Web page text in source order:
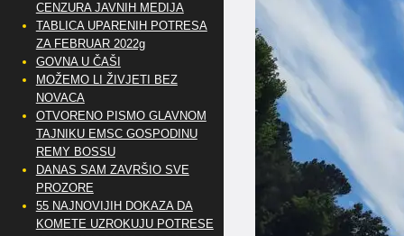
CENZURA JAVNIH MEDIJA
TABLICA UPARENIH POTRESA
ZA FEBRUAR 2022g
GOVNA U ČAŠI
MOŽEMO LI ŽIVJETI BEZ
NOVACA
OTVORENO PISMO GLAVNOM
TAJNIKU EMSC GOSPODINU
REMY BOSSU
DANAS SAM ZAVRŠIO SVE
PROZORE
55 NAJNOVIJIH DOKAZA DA
KOMETE UZROKUJU POTRESE